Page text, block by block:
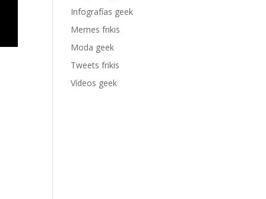
Infografías geek
Memes frikis
Moda geek
Tweets frikis
Vídeos geek